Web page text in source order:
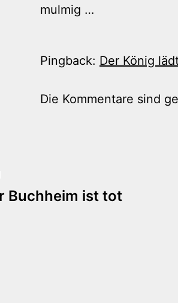
mulmig …
Pingback: Der König
Die Kommentare sind
Buchheim ist tot